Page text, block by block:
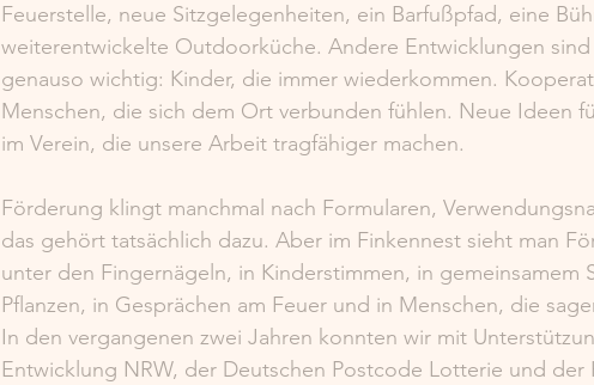
Feuerstelle, neue Sitzgelegenheiten, ein Barfußpfad, eine
weiterentwickelte Outdoorküche. Andere Entwicklungen sind
genauso wichtig: Kinder, die immer wiederkommen.
Menschen, die sich dem Ort verbunden fühlen. Neue Ideen
im Verein, die unsere Arbeit tragfähiger machen.
Förderung klingt manchmal nach Formularen,
das gehört tatsächlich dazu. Aber im Finkennest sieht man
unter den Fingernägeln, in Kinderstimmen, in gemeinsamem
Pflanzen, in Gesprächen am Feuer und in Menschen, die
In den vergangenen zwei Jahren konnten wir mit
Entwicklung NRW, der Deutschen Postcode Lotterie und der